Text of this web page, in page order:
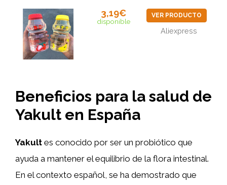
3,19€
disponible
VER PRODUCTO
Aliexpress
Beneficios para la salud de
Yakult en España
Yakult es conocido por ser un probiótico que
ayuda a mantener el equilibrio de la flora intestinal.
En el contexto español, se ha demostrado que